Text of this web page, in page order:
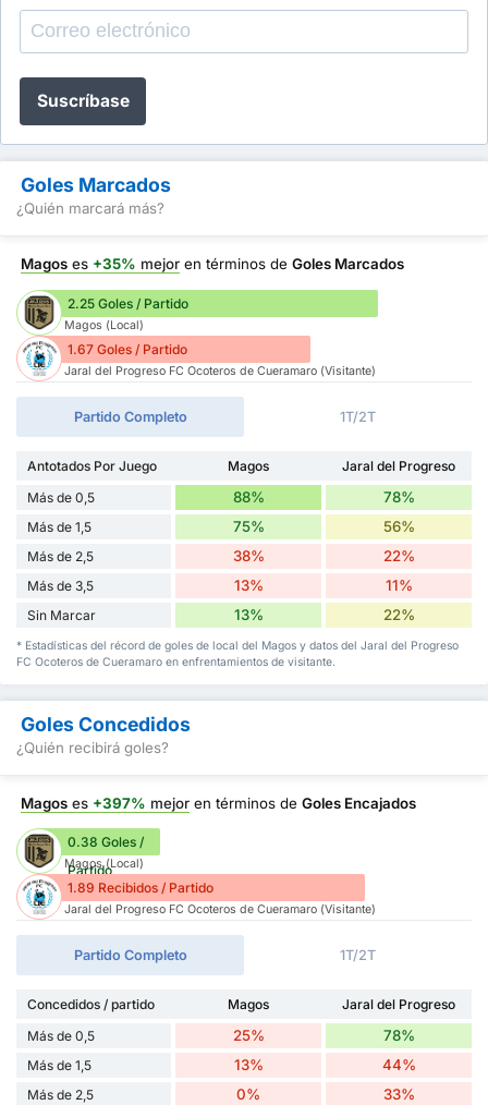
Suscríbase
Goles Marcados
¿Quién marcará más?
Magos es +35% mejor en términos de Goles Marcados
2.25 Goles / Partido
Magos (Local)
1.67 Goles / Partido
Jaral del Progreso FC Ocoteros de Cueramaro (Visitante)
Partido Completo 1T/2T
Antotados Por Juego Magos
Jaral del Progreso
Más de 0,5
88% 78%
Más de 1,5 75% 56%
Más de 2,5 38% 22%
Más de 3,5 13% 11%
Sin Marcar 13% 22%
* Estadísticas del récord de goles de local del Magos y datos del Jaral del Progreso
FC Ocoteros de Cueramaro en enfrentamientos de visitante.
Goles Concedidos
¿Quién recibirá goles?
Magos es +397% mejor en términos de Goles Encajados
0.38 Goles /
Partido
Magos (Local)
1.89 Recibidos / Partido
Jaral del Progreso FC Ocoteros de Cueramaro (Visitante)
Partido Completo 1T/2T
Concedidos / partido Magos
Jaral del Progreso
Más de 0,5
25% 78%
Más de 1,5 13% 44%
Más de 2,5 0% 33%